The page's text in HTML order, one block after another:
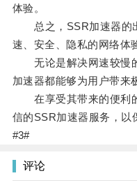
体验。
总之，SSR加速器的
速、安全、隐私的网络体
无论是解决网速较慢的
加速器都能够为用户带来
在享受其带来的便利
信的SSR加速器服务，以
#3#
评论